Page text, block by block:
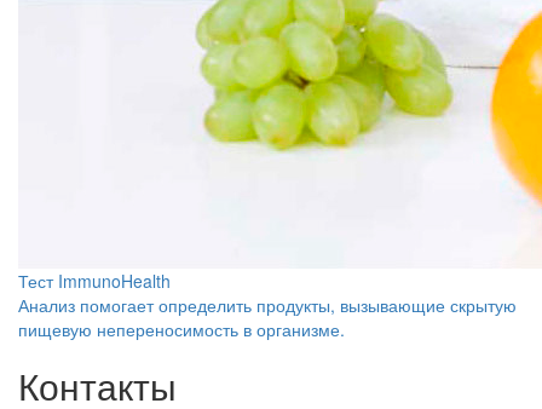
Тест ImmunoHealth
Анализ помогает определить продукты, вызывающие скрытую
пищевую непереносимость в организме.
Контакты